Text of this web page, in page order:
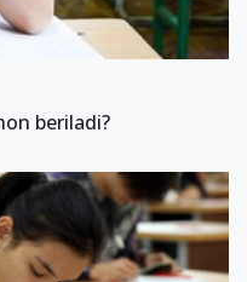
beriladi?